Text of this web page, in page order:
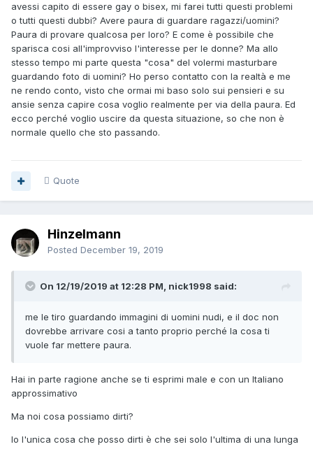
avessi capito di essere gay o bisex, mi farei tutti questi problemi
o tutti questi dubbi? Avere paura di guardare ragazzi/uomini?
Paura di provare qualcosa per loro? E come è possibile che
sparisca cosi all'improvviso l'interesse per le donne? Ma allo
stesso tempo mi parte questa "cosa" del volermi masturbare
guardando foto di uomini? Ho perso contatto con la realtà e me
ne rendo conto, visto che ormai mi baso solo sui pensieri e su
ansie senza capire cosa voglio realmente per via della paura. Ed
ecco perché voglio uscire da questa situazione, so che non è
normale quello che sto passando.
Quote
Hinzelmann
Posted December 19, 2019
On 12/19/2019 at 12:28 PM, nick1998 said:
me le tiro guardando immagini di uomini nudi, e il doc non
dovrebbe arrivare cosi a tanto proprio perché la cosa ti
vuole far mettere paura.
Hai in parte ragione anche se ti esprimi male e con un Italiano
approssimativo
Ma noi cosa possiamo dirti?
Io l'unica cosa che posso dirti è che sei solo l'ultima di una lunga